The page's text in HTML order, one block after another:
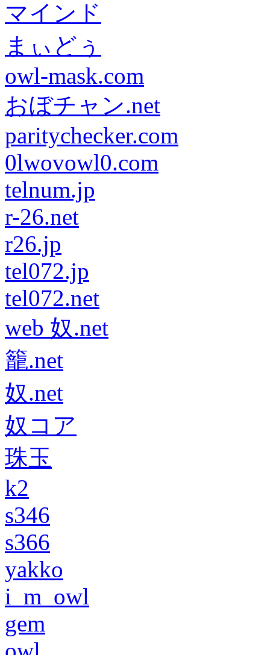
マインド
まぃどぅ
owl-mask.com
おぼチャン.net
paritychecker.com
0lwovowl0.com
telnum.jp
r-26.net
r26.jp
tel072.jp
tel072.net
web 奴.net
籠.net
奴.net
奴コア
珠玉
k2
s346
s366
yakko
i_m_owl
gem